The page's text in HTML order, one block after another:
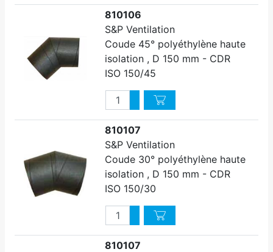
810106
S&P Ventilation
Coude 45° polyéthylène haute
isolation , D 150 mm - CDR
ISO 150/45
QuantitéAugmenter quantité
Diminuer quantité
810107
S&P Ventilation
Coude 30° polyéthylène haute
isolation , D 150 mm - CDR
ISO 150/30
QuantitéAugmenter quantité
Diminuer quantité
810107